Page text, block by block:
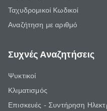
Ταχυδρομικοί Κωδικοί
Αναζήτηση με αριθμό
Συχνές Αναζητήσεις
Ψυκτικοί
Κλιματισμός
Επισκευές - Συντήρηση